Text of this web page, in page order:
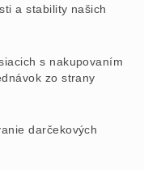
a stability našich
s nakupovaním
zo strany
darčekových